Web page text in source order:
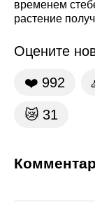
временем
растение
Оцените
❤️ 992
😿 31